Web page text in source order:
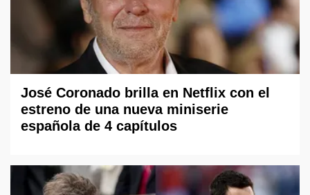
José Coronado brilla en Netflix con el
estreno de una nueva miniserie
española de 4 capítulos